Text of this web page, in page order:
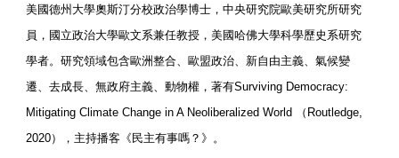
美國德州大學奧斯汀分校政治學博士，中央研究院歐美研究所研究
員，國立政治大學歐文系兼任教授，美國哈佛大學科學歷史系研究
學者。研究領域包含歐洲整合、歐盟政治、新自由主義、氣候變
遷、去成長、無政府主義、動物權，著有Surviving Democracy:
Mitigating Climate Change in A Neoliberalized World （Routledge,
2020），主持播客《民主有事嗎？》。